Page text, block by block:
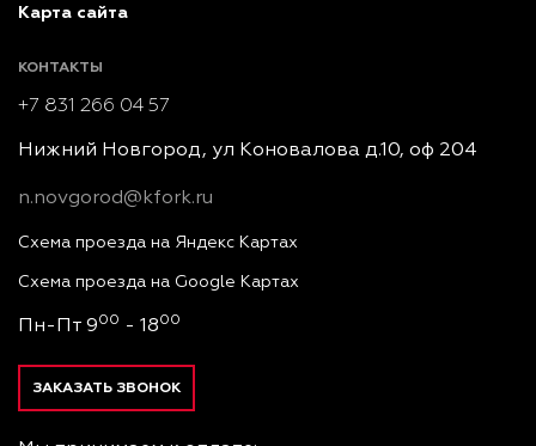
Карта сайта
КОНТАКТЫ
+7 831 266 04 57
Нижний Новгород, ул Коновалова д.10, оф 204
n.novgorod@kfork.ru
Схема проезда на Яндекс Картах
Схема проезда на Google Картах
Пн-Пт 900 - 1800
ЗАКАЗАТЬ ЗВОНОК